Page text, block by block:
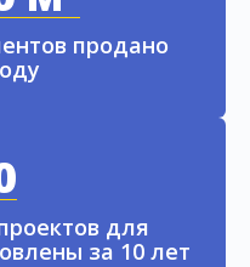
продано
для
за 10 лет